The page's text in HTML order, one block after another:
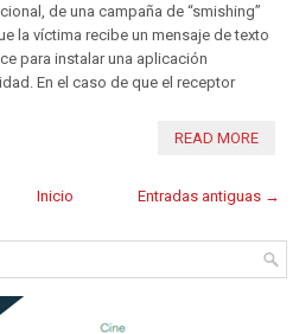
de una campaña de “smishing”
la víctima recibe un mensaje de texto
para instalar una aplicación
En el caso de que el receptor
READ MORE
Entradas antiguas →
Inicio